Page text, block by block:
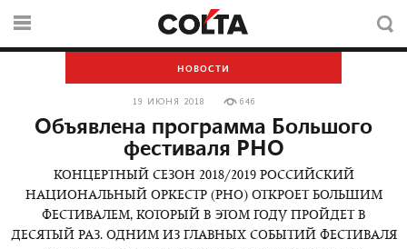
НОВОСТИ
19 ИЮНЯ 2018 646
Объявлена программа Большого
фестиваля РНО
КОНЦЕРТНЫЙ СЕЗОН 2018/2019 РОССИЙСКИЙ
НАЦИОНАЛЬНЫЙ ОРКЕСТР (РНО) ОТКРОЕТ БОЛЬШИМ
ФЕСТИВАЛЕМ, КОТОРЫЙ В ЭТОМ ГОДУ ПРОЙДЕТ В
ДЕСЯТЫЙ РАЗ. ОДНИМ ИЗ ГЛАВНЫХ СОБЫТИЙ ФЕСТИВАЛЯ